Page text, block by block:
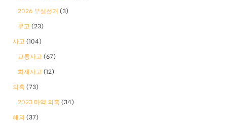
2026 부실선거 (3)
무고 (23)
사고 (104)
교통사고 (67)
화재사고 (12)
의혹 (73)
2023 마약 의혹 (34)
해외 (37)